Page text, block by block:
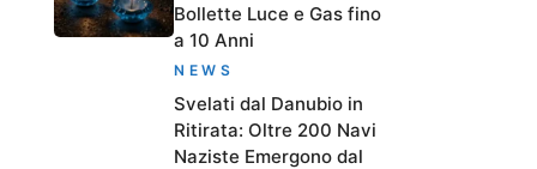
Bollette Luce e Gas fino
a 10 Anni
NEWS
Svelati dal Danubio in
Ritirata: Oltre 200 Navi
Naziste Emergono dal